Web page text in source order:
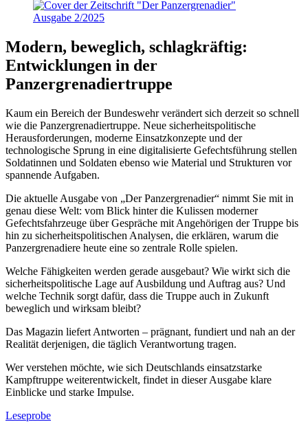
Modern, beweglich, schlagkräftig:
Entwicklungen in der
Panzergrenadiertruppe
Kaum ein Bereich der Bundeswehr verändert sich derzeit so schnell
wie die Panzergrenadiertruppe. Neue sicherheitspolitische
Herausforderungen, moderne Einsatzkonzepte und der
technologische Sprung in eine digitalisierte Gefechtsführung stellen
Soldatinnen und Soldaten ebenso wie Material und Strukturen vor
spannende Aufgaben.
Die aktuelle Ausgabe von „Der Panzergrenadier“ nimmt Sie mit in
genau diese Welt: vom Blick hinter die Kulissen moderner
Gefechtsfahrzeuge über Gespräche mit Angehörigen der Truppe bis
hin zu sicherheitspolitischen Analysen, die erklären, warum die
Panzergrenadiere heute eine so zentrale Rolle spielen.
Welche Fähigkeiten werden gerade ausgebaut? Wie wirkt sich die
sicherheitspolitische Lage auf Ausbildung und Auftrag aus? Und
welche Technik sorgt dafür, dass die Truppe auch in Zukunft
beweglich und wirksam bleibt?
Das Magazin liefert Antworten – prägnant, fundiert und nah an der
Realität derjenigen, die täglich Verantwortung tragen.
Wer verstehen möchte, wie sich Deutschlands einsatzstarke
Kampftruppe weiterentwickelt, findet in dieser Ausgabe klare
Einblicke und starke Impulse.
Leseprobe